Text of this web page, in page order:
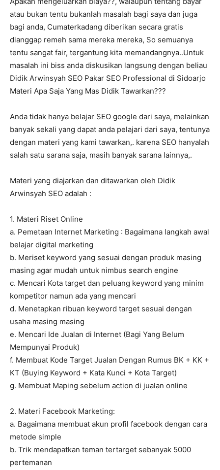
atau bukan tentu bukanlah masalah bagi saya dan juga
bagi anda, Cumaterkadang diberikan secara gratis
dianggap remeh sama mereka mereka, So semuanya
tentu sangat fair, tergantung kita memandangnya..Untuk
masalah ini biss anda diskusikan langsung dengan beliau
Didik Arwinsyah SEO Pakar SEO Professional di Sidoarjo
Materi Apa Saja Yang Mas Didik Tawarkan???
Anda tidak hanya belajar SEO google dari saya, melainkan
banyak sekali yang dapat anda pelajari dari saya, tentunya
dengan materi yang kami tawarkan,. karena SEO hanyalah
salah satu sarana saja, masih banyak sarana lainnya,.
Materi yang diajarkan dan ditawarkan oleh Didik
Arwinsyah SEO adalah :
1. Materi Riset Online
a. Pemetaan Internet Marketing : Bagaimana langkah awal
belajar digital marketing
b. Meriset keyword yang sesuai dengan produk masing
masing agar mudah untuk nimbus search engine
c. Mencari Kota target dan peluang keyword yang minim
kompetitor namun ada yang mencari
d. Menetapkan ribuan keyword target sesuai dengan
usaha masing masing
e. Mencari Ide Jualan di Internet (Bagi Yang Belum
Mempunyai Produk)
f. Membuat Kode Target Jualan Dengan Rumus BK + KK +
KT (Buying Keyword + Kata Kunci + Kota Target)
g. Membuat Maping sebelum action di jualan online
2. Materi Facebook Marketing:
a. Bagaimana membuat akun profil facebook dengan cara
metode simple
b. Trik mendapatkan teman tertarget sebanyak 5000
pertemanan